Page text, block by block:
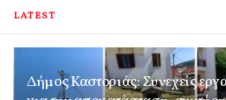
LATEST
Δήμος Καστοριάς: Συνεχείς